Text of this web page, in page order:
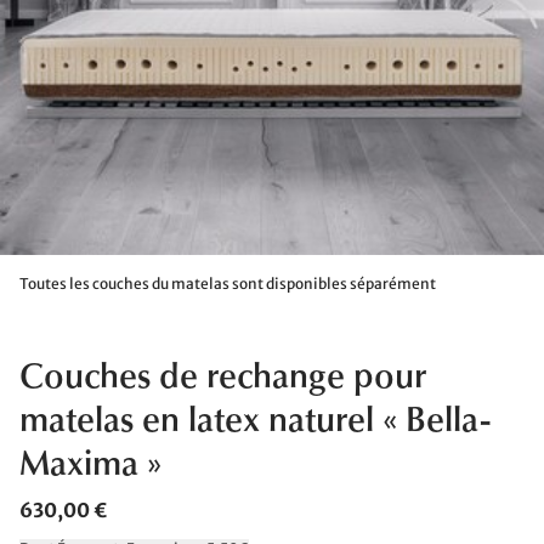
Toutes les couches du matelas sont disponibles séparément
Couches de rechange pour
matelas en latex naturel « Bella-
Maxima »
630,00 €